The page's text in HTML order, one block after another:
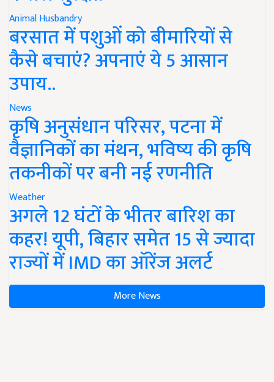
Animal Husbandry
बरसात में पशुओं को बीमारियों से
कैसे बचाएं? अपनाएं ये 5 आसान
उपाय..
News
कृषि अनुसंधान परिसर, पटना में
वैज्ञानिकों का मंथन, भविष्य की कृषि
तकनीकों पर बनी नई रणनीति
Weather
अगले 12 घंटों के भीतर बारिश का
कहर! यूपी, बिहार समेत 15 से ज्यादा
राज्यों में IMD का ऑरेंज अलर्ट
More News